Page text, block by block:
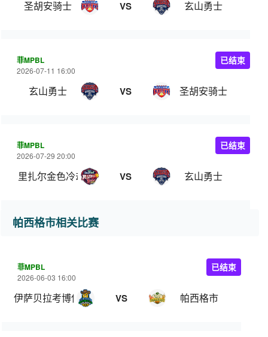
圣胡安骑士 VS 玄山勇士
菲MPBL
2026-07-11 16:00
玄山勇士 VS 圣胡安骑士
已结束
菲MPBL
2026-07-29 20:00
里扎尔金色冷却器 VS 玄山勇士
已结束
帕西格市相关比赛
菲MPBL
2026-06-03 16:00
伊萨贝拉考博伊斯 VS 帕西格市
已结束